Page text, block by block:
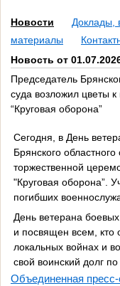
Новости
Доклады,
материалы
Новость от
Председатель
суда возложил цветы к
“Круговая оборона”
Сегодня, в День
Брянского
торжественной
"Круговая оборона”.
погибших
День ветерана
и посвящен всем, кто
локальных войнах и
свой воинский долг
Объединенная